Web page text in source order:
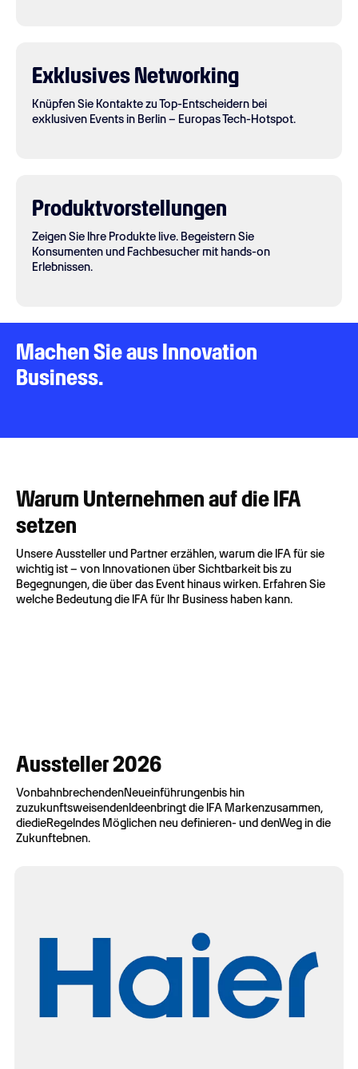
Exklusives Networking
Knüpfen Sie Kontakte zu Top-Entscheidern bei
exklusiven Events in Berlin – Europas Tech-Hotspot.
Produktvorstellungen
Zeigen Sie Ihre Produkte live. Begeistern Sie
Konsumenten und Fachbesucher mit hands-on
Erlebnissen.
Machen Sie aus Innovation
Business.
Warum Unternehmen auf die IFA
setzen
Unsere Aussteller und Partner erzählen, warum die IFA für sie
wichtig ist – von Innovationen über Sichtbarkeit bis zu
Begegnungen, die über das Event hinaus wirken. Erfahren Sie
welche Bedeutung die IFA für Ihr Business haben kann.
Aussteller 2026
VonbahnbrechendenNeueinführungenbis hin
zuzukunftsweisendenIdeenbringtdie IFA Markenzusammen,
diedieRegelndes Möglichen neu definieren- und denWeg in die
Zukunftebnen.